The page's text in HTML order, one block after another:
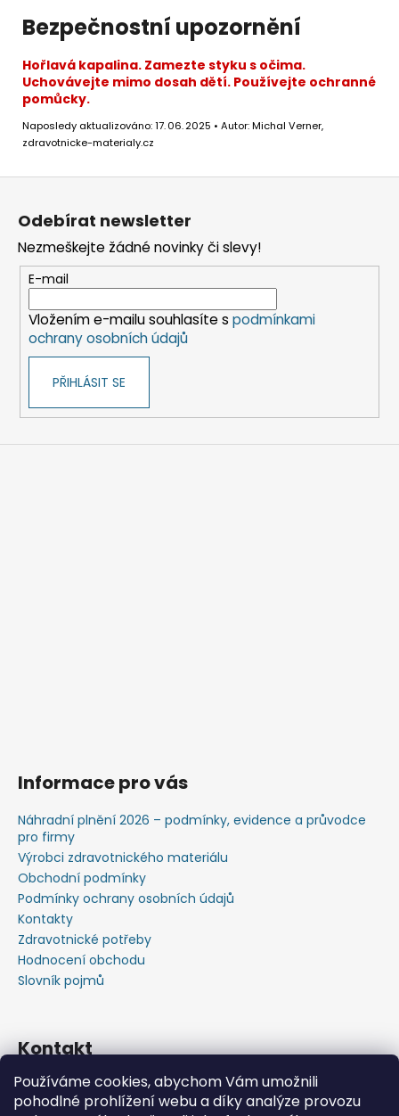
Používáme cookies, abychom Vám umožnili
pohodlné prohlížení webu a díky analýze provozu
Bezpečnostní upozornění
Hořlavá kapalina. Zamezte styku s očima.
Uchovávejte mimo dosah dětí. Používejte ochranné
pomůcky.
Naposledy aktualizováno: 17. 06. 2025 • Autor: Michal Verner,
zdravotnicke-materialy.cz
Z
Odebírat newsletter
Nezmeškejte žádné novinky či slevy!
E-mail
Vložením e-mailu souhlasíte s podmínkami
ochrany osobních údajů
PŘIHLÁSIT SE
Informace pro vás
Náhradní plnění 2026 – podmínky, evidence a průvodce
pro firmy
Výrobci zdravotnického materiálu
Obchodní podmínky
Podmínky ochrany osobních údajů
Kontakty
Zdravotnické potřeby
Hodnocení obchodu
Slovník pojmů
Kontakt
+420603583759 ,+420734720049
https://www.facebook.com/profile.php?id=615793934